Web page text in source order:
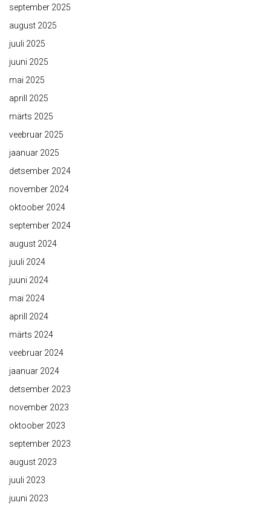
september 2025
august 2025
juuli 2025
juuni 2025
mai 2025
aprill 2025
märts 2025
veebruar 2025
jaanuar 2025
detsember 2024
november 2024
oktoober 2024
september 2024
august 2024
juuli 2024
juuni 2024
mai 2024
aprill 2024
märts 2024
veebruar 2024
jaanuar 2024
detsember 2023
november 2023
oktoober 2023
september 2023
august 2023
juuli 2023
juuni 2023